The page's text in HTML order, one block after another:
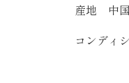
産地 中国
コンデ